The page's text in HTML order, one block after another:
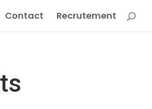
Contact Recrutement